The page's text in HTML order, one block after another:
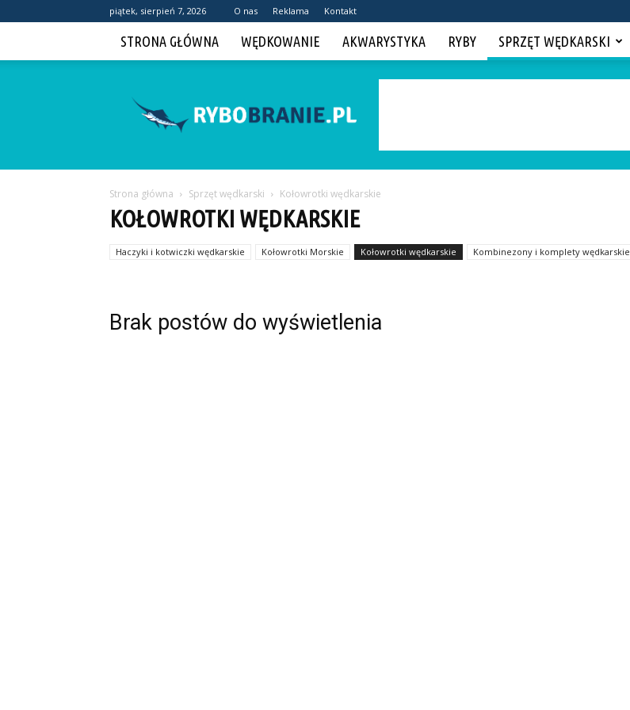
piątek, sierpień 7, 2026 O nas Reklama Kontakt
STRONA GŁÓWNA WĘDKOWANIE AKWARYSTYKA RYBY SPRZĘT WĘDKARSKI
Strona główna Sprzęt wędkarski Kołowrotki wędkarskie
KOŁOWROTKI WĘDKARSKIE
Haczyki i kotwiczki wędkarskie Kołowrotki Morskie Kołowrotki wędkarskie Kombinezony i komplety wędkarskie
Brak postów do wyświetlenia